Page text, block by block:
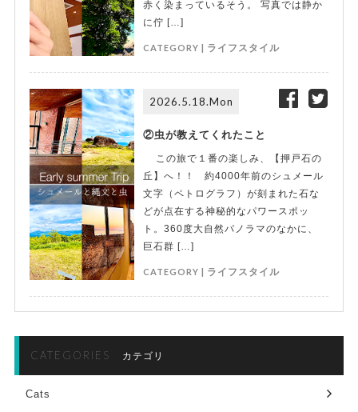
赤く染まっているそう。 写真では静か
に佇 […]
CATEGORY | ライフスタイル
2026.5.18.Mon
②虫が教えてくれたこと
この旅で１番の楽しみ、【押戸石の
丘】へ！！ 約4000年前のシュメール
文字（ペトログラフ）が刻まれた石な
どが点在する神秘的なパワースポッ
ト。360度大自然パノラマのなかに、
巨石群 […]
CATEGORY | ライフスタイル
CATEGORIES カテゴリ
Cats